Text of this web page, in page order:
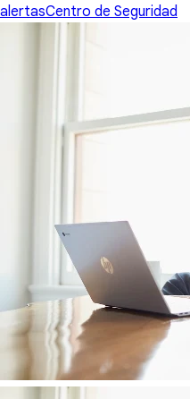
alertasCentro de Seguridad